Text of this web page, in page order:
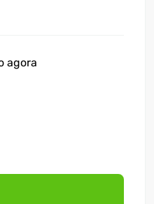
em pintura
dos
agora